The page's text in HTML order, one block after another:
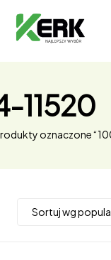
11520
oznaczone